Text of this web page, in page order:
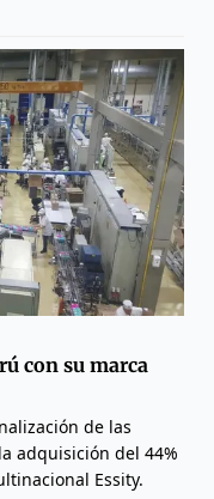
con su marca
de las
adquisición del 44%
Essity.